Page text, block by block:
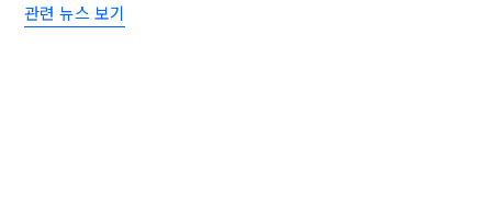
관련 뉴스 보기